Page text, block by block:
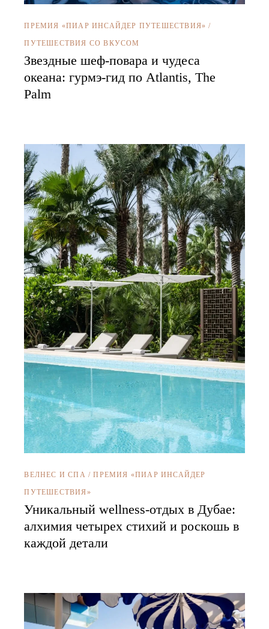
ПРЕМИЯ «ПИАР ИНСАЙДЕР ПУТЕШЕСТВИЯ» /
ПУТЕШЕСТВИЯ СО ВКУСОМ
Звездные шеф-повара и чудеса
океана: гурмэ-гид по Atlantis, The
Palm
ВЕЛНЕС И СПА /ПРЕМИЯ «ПИАР ИНСАЙДЕР
ПУТЕШЕСТВИЯ»
Уникальный wellness-отдых в Дубае:
алхимия четырех стихий и роскошь в
каждой детали